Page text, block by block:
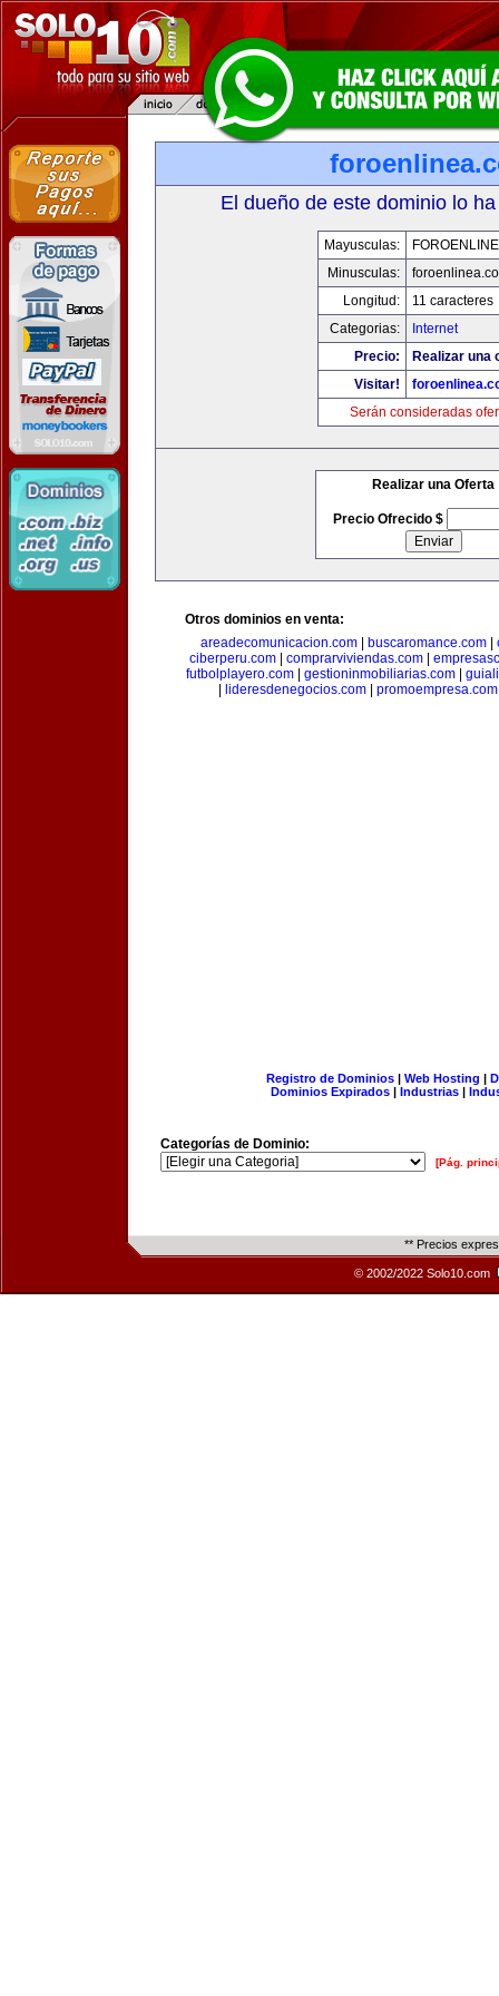
El dueño de este dominio lo
Mayusculas:
Minusculas:
Longitud:
11 caracteres
Categorias:
Internet
Precio:
Realizar una
Visitar!
Serán consideradas
Realizar una Oferta
Precio Ofrecido $
Otros dominios en venta:
areadecomunicacion.com| buscaromance.com|
ciberperu.com
comprarviviendas.com
futbolplayero.com| gestioninmobiliarias.com|
lideresdenegocios.com promoempresa.com
Registro de Dominios| Web Hosting |
Dominios Expirados | Industrias |
Categorías de Dominio:
[Pág.
** Precios
© 2002/2022 Solo10.com